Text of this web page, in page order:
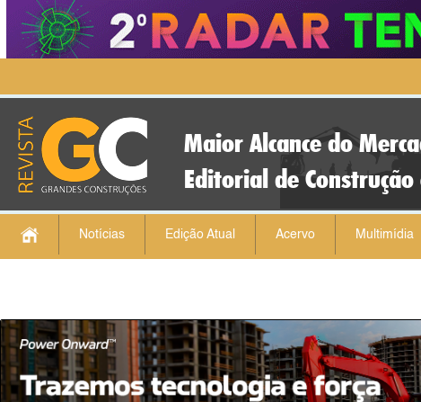
Maior Alcance do
Editorial de
Notícias Edição Atual Acervo Multimídia